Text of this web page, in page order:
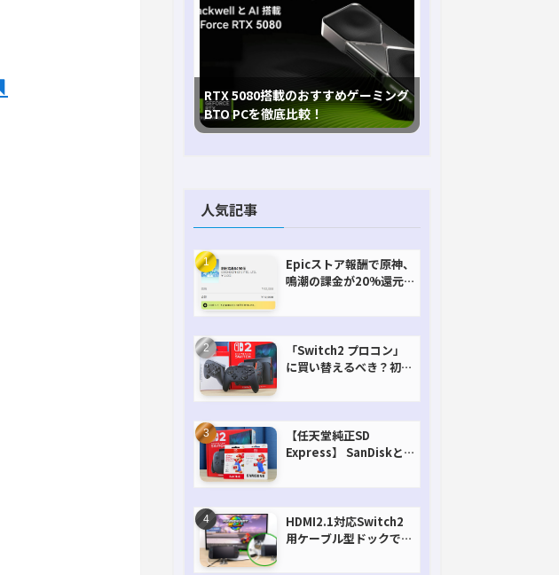
RTX 5080搭載のおすすめゲーミング
BTO PCを徹底比較！
人気記事
Epicストア報酬で原神、
鳴潮の課金が20%還元
「Switch2 プロコン」
に買い替えるべき？初代
【任天堂純正SD
Express】 SanDiskと
HDMI2.1対応Switch2
用ケーブル型ドックで省